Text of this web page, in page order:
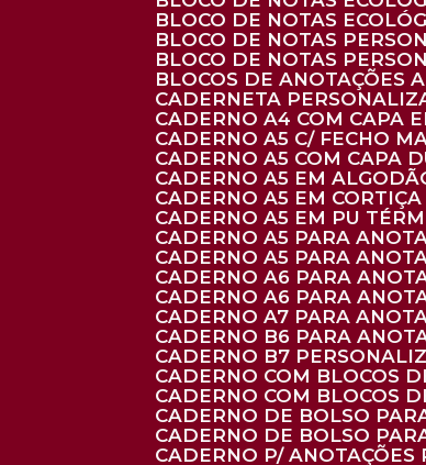
BLOCO DE NOTAS
BLOCO DE NOTAS
BLOCO DE NOTAS
BLOCOS DE ANOTAÇÕES
CADERNETA
CADERNO A4 COM CAPA
CADERNO A5 C/ FECHO
CADERNO A5 COM CAPA
CADERNO A5 EM
CADERNO A5 EM
CADERNO A5 EM PU
CADERNO A5 PARA
CADERNO A5 PARA
CADERNO A6 PARA
CADERNO A6 PARA
CADERNO A7 PARA
CADERNO B6 PARA
CADERNO B7
CADERNO COM BLOCOS
CADERNO COM BLOCOS
CADERNO DE BOLSO
CADERNO DE BOLSO
CADERNO P/